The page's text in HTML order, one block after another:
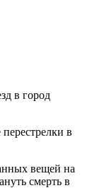
в город
в
вещей на
смерть в